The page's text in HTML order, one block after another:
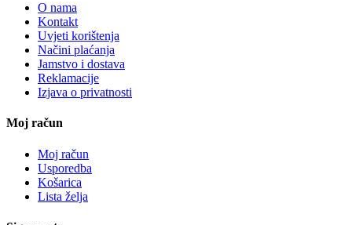
O nama
Kontakt
Uvjeti korištenja
Načini plaćanja
Jamstvo i dostava
Reklamacije
Izjava o privatnosti
Moj račun
Moj račun
Usporedba
Košarica
Lista želja